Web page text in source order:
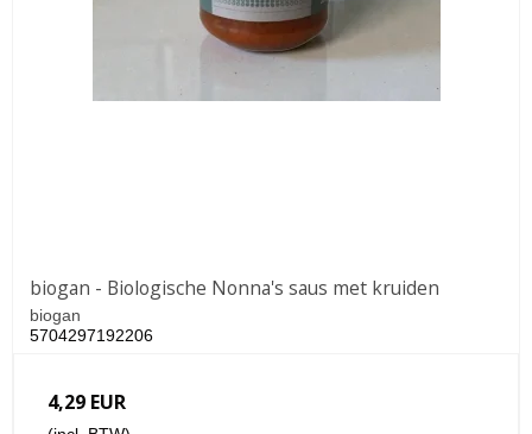
biogan - Biologische Nonna's saus met kruiden
biogan
5704297192206
4,29 EUR